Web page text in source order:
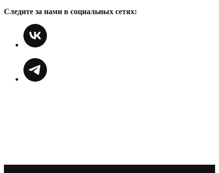
Следите за нами в социальных сетях: